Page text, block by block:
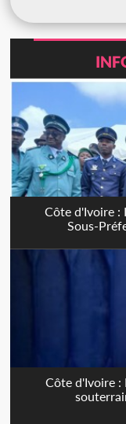
Côte d'Ivoire :
Sous-
Côte d'Ivoire :